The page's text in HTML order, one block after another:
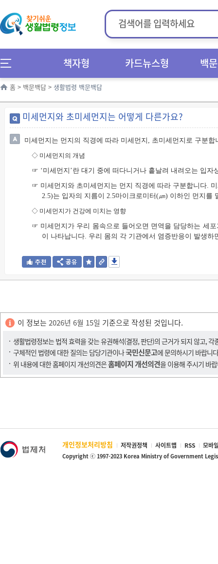
책자형 카드뉴스형 백
홈 > 백문백답 > 생활법령 백문백답
미세먼지와 초미세먼지는 어떻게 다른가요?
미세먼지는 먼지의 직경에 따라 미세먼지, 초미세먼지로 구분합
◇ 미세먼지의 개념
☞ ‘미세먼지’란 대기 중에 떠다니거나 흩날려 내려오는 입자
☞ 미세먼지와 초미세먼지는 먼지 직경에 따라 구분합니다.
2.5)는 입자의 지름이 2.5마이크로미터(㎛) 이하인 먼지를
◇ 미세먼지가 건강에 미치는 영향
☞ 미세먼지가 우리 몸속으로 들어오면 면역을 담당하는 세
이 나타납니다. 우리 몸의 각 기관에서 염증반응이 발생
이 정보는 2026년 6월 15일 기준으로 작성된 것입니다.
생활법령정보는 법적 효력을 갖는 유권해석(결정, 판단)의 근거가 되지 않고,
구체적인 법령에 대한 질의는 담당기관이나국민신문고에 문의하시기 바랍니
위 내용에 대한 홈페이지 개선의견은홈페이지 개선의견을 이용해 주시기 바
개인정보처리방침 저작권정책 사이트맵 RSS 모바
Copyright ⓒ 1997-2023 Korea Ministry of Government